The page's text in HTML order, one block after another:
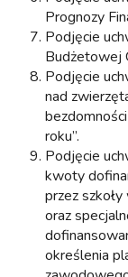
Prognozy
Podjęcie
Budżetowej
Podjęcie
nad
roku”.
Podjęcie
kwoty
przez szkoły
oraz
określenia